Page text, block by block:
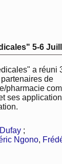
5-6
a réuni
de
pharmacie
ses
;
Ngono,